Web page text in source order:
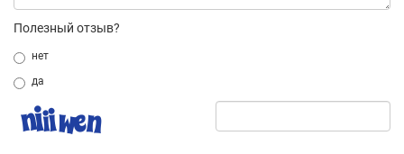
Полезный отзыв?
нет
да